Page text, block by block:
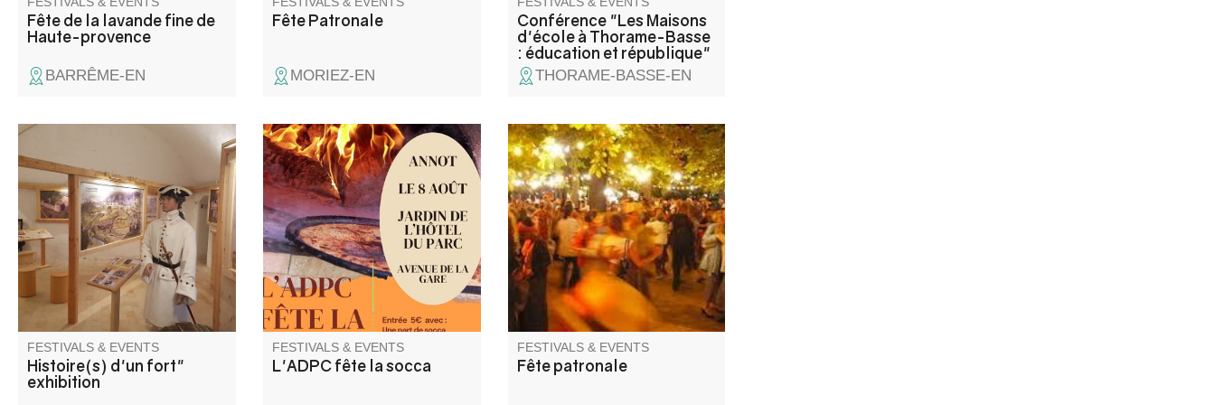
Fête de la lavande fine de
Haute-provence
BARRÊME-EN
Fête Patronale
MORIEZ-EN
Conférence "Les Maisons
d'école à Thorame-Basse
: éducation et république"
THORAME-BASSE-EN
Follow soldier Claude Dupuy
back to the time of Louis XIV,
as he discovers the Fort de
Savoie, its history and
fascinating anecdotes about
the stages in its construction.
Educational panels cover a
range of themes to pique your
curiosity.
FESTIVALS & EVENTS
Histoire(s) d'un fort"
exhibition
L'association de la Défense du
Patrimoine Culturel d'Annot
propose une soirée
dégustation de la traditionnelle
socca, cuite au feu de bois.
FESTIVALS & EVENTS
L'ADPC fête la socca
Concours de boules et bal les
jeudi, vendredi et samedi.
Paëlla le vendredi, aïoli le
samedi.
FESTIVALS & EVENTS
Fête patronale